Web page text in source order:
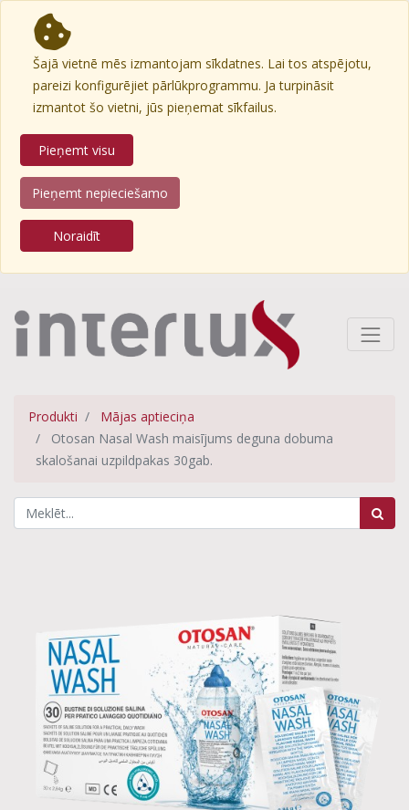
Šajā vietnē mēs izmantojam sīkdatnes. Lai tos atspējotu,
pareizi konfigurējiet pārlūkprogrammu. Ja turpināsit
izmantot šo vietni, jūs pieņemat sīkfailus.
Pieņemt visu
Pieņemt nepieciešamo
Noraidīt
Produkti
Mājas aptieciņa
Otosan Nasal Wash maisījums deguna dobuma
skalošanai uzpildpakas 30gab.